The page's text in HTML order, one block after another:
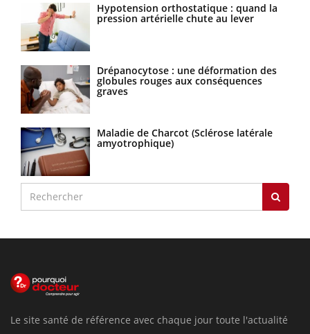
Hypotension orthostatique : quand la
pression artérielle chute au lever
Drépanocytose : une déformation des
globules rouges aux conséquences
graves
Maladie de Charcot (Sclérose latérale
amyotrophique)
Le site santé de référence avec chaque jour toute l'actualité